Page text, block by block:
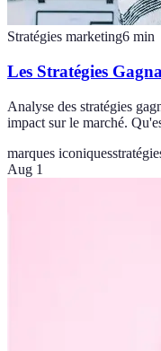
Stratégies marketing6 min
Les Stratégies
Analyse des stratégies
impact sur le marché.
marques iconiques
Aug 1